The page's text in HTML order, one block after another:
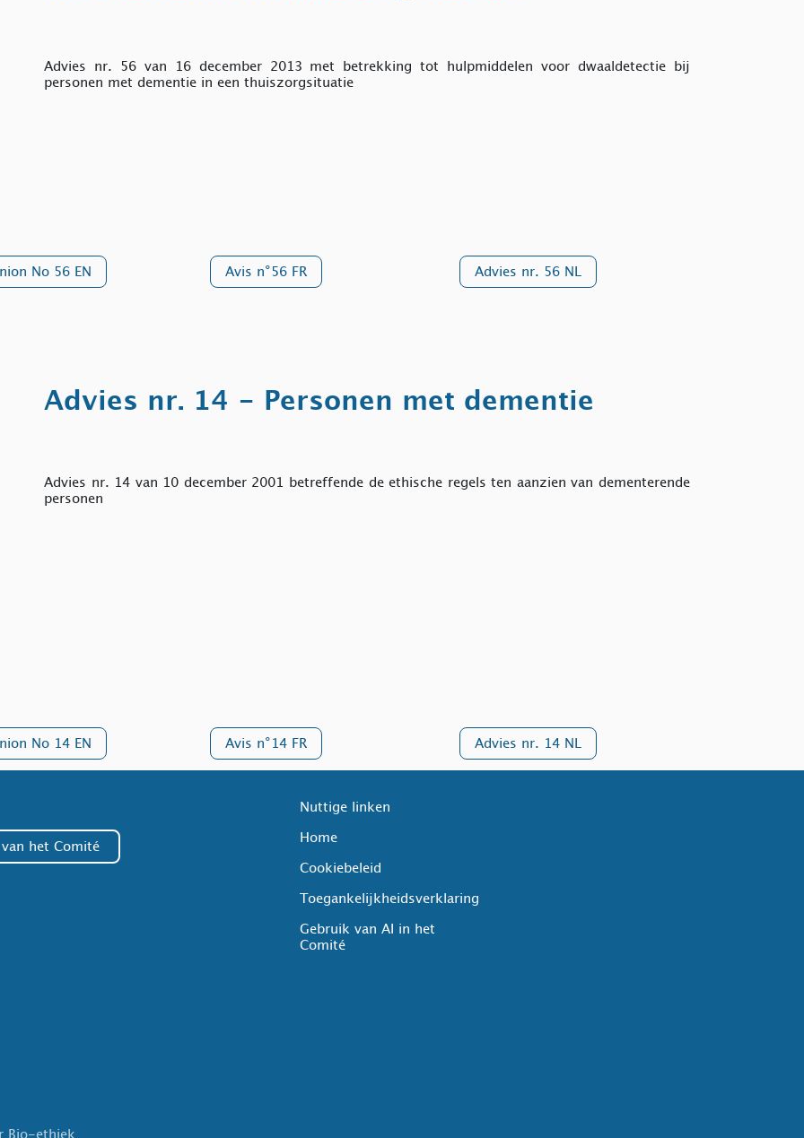
Advies nr. 56 van 16 december 2013 met betrekking tot hulpmiddelen voor dwaaldetectie bij
personen met dementie in een thuiszorgsituatie
Avis n°56 FR Advies nr. 56 NL
No 56 EN
Advies nr. 14 - Personen met dementie
Advies nr. 14 van 10 december 2001 betreffende de ethische regels ten aanzien van dementerende
personen
Avis n°14 FR Advies nr. 14 NL
No 14 EN
het Comité
Nuttige linken
Home
Cookiebeleid
Toegankelijkheidsverklaring
Gebruik van AI in het
Comité
Bio-ethiek